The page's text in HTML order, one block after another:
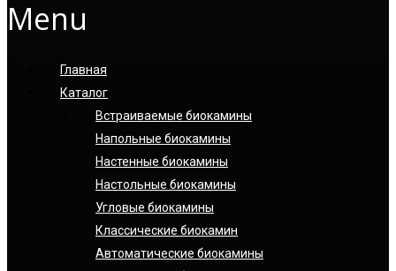
Menu
Главная
Каталог
Встраиваемые биокамины
Напольные биокамины
Настенные биокамины
Настoльные биокамины
Угловые биокамины
Классические биокамин
Автоматические биокамины